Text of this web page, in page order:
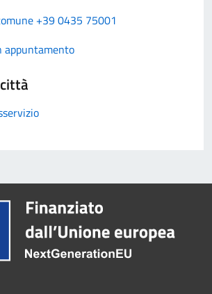
+39 0435 75001
appuntamento